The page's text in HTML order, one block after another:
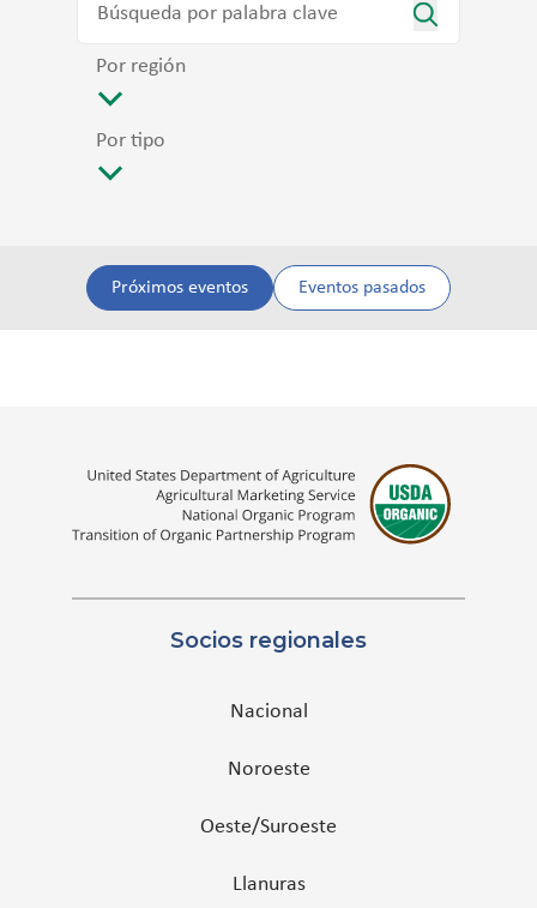
Por región
Por tipo
Próximos eventos Eventos pasados
Socios regionales
Nacional
Noroeste
Oeste/Suroeste
Llanuras